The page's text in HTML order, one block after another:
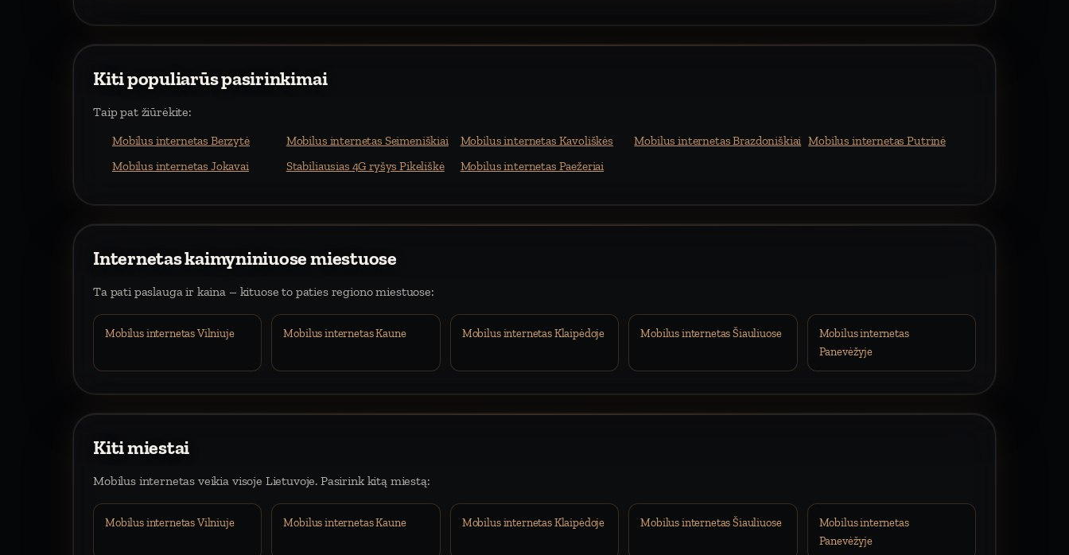
Kiti populiarūs pasirinkimai
Taip pat žiūrėkite:
Mobilus internetas Berzytė Mobilus internetas Seimeniškiai Mobilus internetas Kavoliškės Mobilus internetas Brazdoniškiai Mobilus internetas Putrinė
Mobilus internetas Jokavai
Stabiliausias 4G ryšys Pikeliškė Mobilus internetas Paežeriai
Internetas kaimyniniuose miestuose
Ta pati paslauga ir kaina – kituose to paties regiono miestuose:
Mobilus internetas Vilniuje Mobilus internetas Kaune Mobilus internetas Klaipėdoje Mobilus internetas Šiauliuose
Mobilus internetas
Panevėžyje
Kiti miestai
Mobilus internetas veikia visoje Lietuvoje. Pasirink kitą miestą:
Mobilus internetas Vilniuje Mobilus internetas Kaune Mobilus internetas Klaipėdoje Mobilus internetas Šiauliuose
Mobilus internetas
Panevėžyje